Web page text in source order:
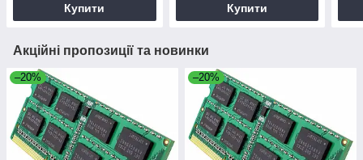
Купити Купити
Акційні пропозиції та новинки
–20% –20%